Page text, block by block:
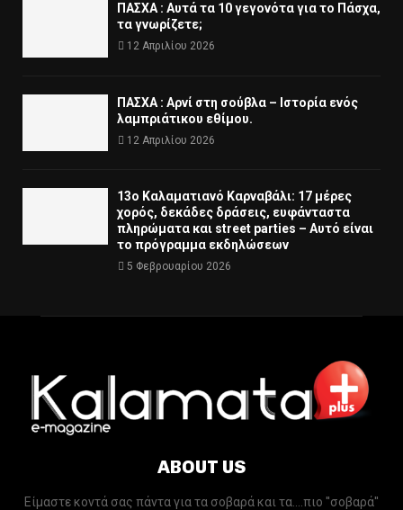
ΠΑΣΧΑ : Αυτά τα 10 γεγονότα για το Πάσχα,
τα γνωρίζετε;
12 Απριλίου 2026
ΠΑΣΧΑ : Αρνί στη σούβλα – Ιστορία ενός
λαμπριάτικου εθίμου.
12 Απριλίου 2026
13ο Καλαματιανό Καρναβάλι: 17 μέρες
χορός, δεκάδες δράσεις, ευφάνταστα
πληρώματα και street parties – Αυτό είναι
το πρόγραμμα εκδηλώσεων
5 Φεβρουαρίου 2026
ABOUT US
Είμαστε κοντά σας πάντα για τα σοβαρά και τα....πιο ''σοβαρά''